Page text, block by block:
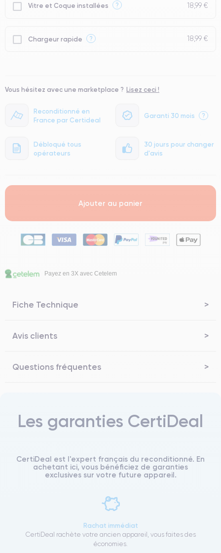
Reconditionné en
France par Certideal
Garanti 30 mois ?
Débloqué tous
opérateurs
30 jours pour changer
d'avis
Vitre et Coque installées ? 18,99 €
Chargeur rapide ? 18,99 €
Vous hésitez avec une marketplace ? Lisez ceci !
Ajouter au panier
Payez en 3X avec Cetelem
Fiche Technique
Avis clients
Questions fréquentes
Les garanties CertiDeal
CertiDeal est l'expert français du reconditionné. En
achetant ici, vous bénéficiez de garanties
exclusives sur votre future appareil.
Rachat immédiat
CertiDeal rachète votre ancien appareil, vous faites des
économies.